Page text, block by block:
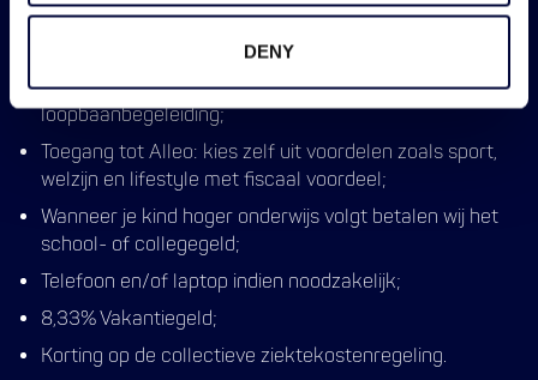
DENY
referralprogramma;
Opleidingsbudget voor ontwikkelmogelijkheden op
persoonlijk- en technisch vlak of persoonlijke
loopbaanbegeleiding;
Toegang tot Alleo: kies zelf uit voordelen zoals sport,
welzijn en lifestyle met fiscaal voordeel;
Wanneer je kind hoger onderwijs volgt betalen wij het
school- of collegegeld;
Telefoon en/of laptop indien noodzakelijk;
8,33% Vakantiegeld;
Korting op de collectieve ziektekostenregeling.